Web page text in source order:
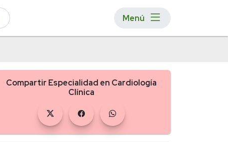
Menú
Compartir Especialidad en Cardiología
Clínica